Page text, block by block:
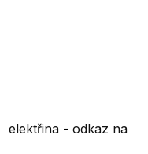
elektřina -odkaz na